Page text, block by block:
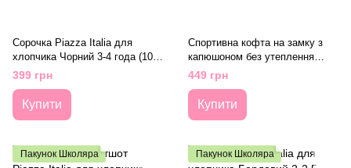
Сорочка Piazza Italia для
хлопчика Чорний 3-4 года (104
см) Код: PIT1501 202 black
399 грн
Купити
Спортивна кофта на замку з
капюшоном без утеплення
Piazza Italia для хлопчика
Сірий 5-6 лет (118 см) Код:
PIT1501 219 grey
449 грн
Купити
Пакунок Школяра Пакунок Школяра